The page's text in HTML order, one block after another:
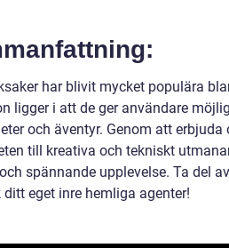
har blivit mycket populära
ligger i att de ger användare
och äventyr. Genom att
till kreativa och tekniskt
spännande upplevelse. Ta del
eget inre hemliga agenter!